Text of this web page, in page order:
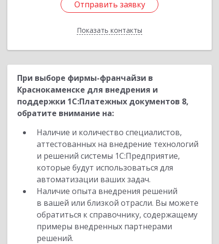
Отправить заявку
Показать контакты
Отправить заявку
Назад
При выборе фирмы-франчайзи в
Краснокаменске для внедрения и
поддержки 1С:Платежных документов 8,
обратите внимание на:
Наличие и количество специалистов,
аттестованных на внедрение технологий
и решений системы 1С:Предприятие,
которые будут использоваться для
автоматизации ваших задач.
Наличие опыта внедрения решений
в вашей или близкой отрасли. Вы можете
обратиться к справочнику, содержащему
примеры внедренных партнерами
решений.